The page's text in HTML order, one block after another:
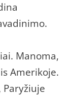
Manoma,
Amerikoje.
Paryžiuje